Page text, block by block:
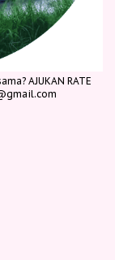
AJUKAN RATE